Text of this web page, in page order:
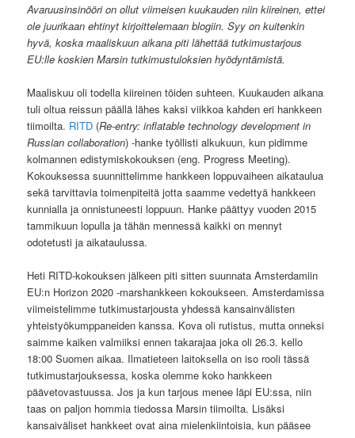
Avaruusinsinööri on ollut viimeisen kuukauden niin kiireinen, ettei
ole juurikaan ehtinyt kirjoittelemaan blogiin. Syy on kuitenkin
hyvä, koska maaliskuun aikana piti lähettää tutkimustarjous
EU:lle koskien Marsin tutkimustuloksien hyödyntämistä.
Maaliskuu oli todella kiireinen töiden suhteen. Kuukauden aikana
tuli oltua reissun päällä lähes kaksi viikkoa kahden eri hankkeen
tiimoilta. RITD (Re-entry: inflatable technology development in
Russian collaboration) -hanke työllisti alkukuun, kun pidimme
kolmannen edistymiskokouksen (eng. Progress Meeting).
Kokouksessa suunnittelimme hankkeen loppuvaiheen aikataulua
sekä tarvittavia toimenpiteitä jotta saamme vedettyä hankkeen
kunnialla ja onnistuneesti loppuun. Hanke päättyy vuoden 2015
tammikuun lopulla ja tähän mennessä kaikki on mennyt
odotetusti ja aikataulussa.
Heti RITD-kokouksen jälkeen piti sitten suunnata Amsterdamiin
EU:n Horizon 2020 -marshankkeen kokoukseen. Amsterdamissa
viimeistelimme tutkimustarjousta yhdessä kansainvälisten
yhteistyökumppaneiden kanssa. Kova oli rutistus, mutta onneksi
saimme kaiken valmiiksi ennen takarajaa joka oli 26.3. kello
18:00 Suomen aikaa. Ilmatieteen laitoksella on iso rooli tässä
tutkimustarjouksessa, koska olemme koko hankkeen
päävetovastuussa. Jos ja kun tarjous menee läpi EU:ssa, niin
taas on paljon hommia tiedossa Marsin tiimoilta. Lisäksi
kansaiväliset hankkeet ovat aina mielenkiintoisia, kun pääsee